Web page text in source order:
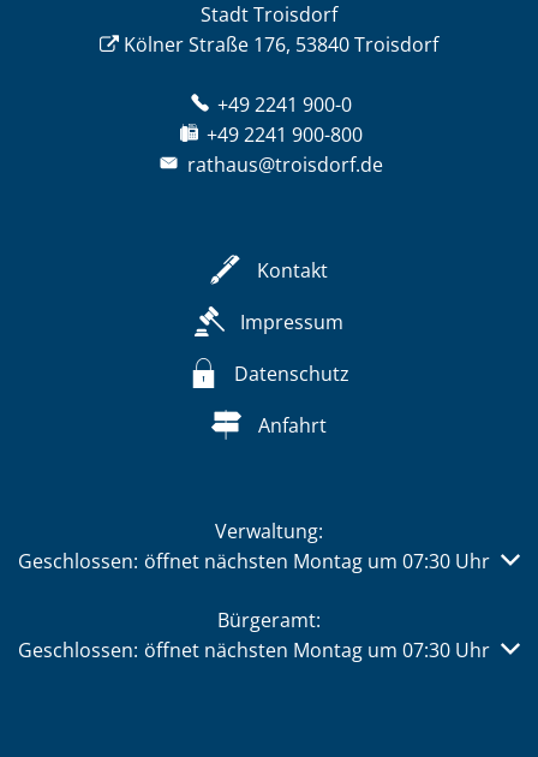
Stadt Troisdorf
Kölner Straße 176, 53840 Troisdorf
+49 2241 900-0
+49 2241 900-800
rathaus@troisdorf.de
Kontakt
Impressum
Datenschutz
Anfahrt
Verwaltung:
Klicken, um weitere Öffnungs- oder Schließzeiten
Geschlossen: öffnet nächsten Montag um 07:30 Uhr
Bürgeramt:
Klicken, um weitere Öffnungs- oder Schließzeiten
Geschlossen: öffnet nächsten Montag um 07:30 Uhr